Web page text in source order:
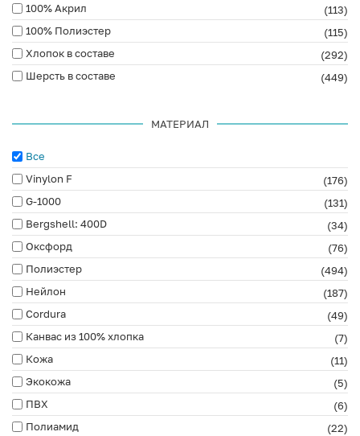
100% Акрил
(113)
100% Полиэстер
(115)
Хлопок в составе
(292)
Шерсть в составе
(449)
МАТЕРИАЛ
Все
Vinylon F
(176)
G-1000
(131)
Bergshell: 400D
(34)
Оксфорд
(76)
Полиэстер
(494)
Нейлон
(187)
Cordura
(49)
Канвас из 100% хлопка
(7)
Кожа
(11)
Экокожа
(5)
ПВХ
(6)
Полиамид
(22)